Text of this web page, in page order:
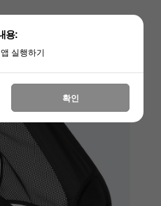
용:
실행하기
확인